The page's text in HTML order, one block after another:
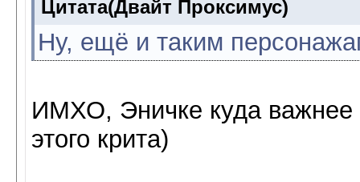
Цитата(Двайт Проксимус)
Ну, ещё и таким
ИМХО, Эничке куда важнее
этого крита)